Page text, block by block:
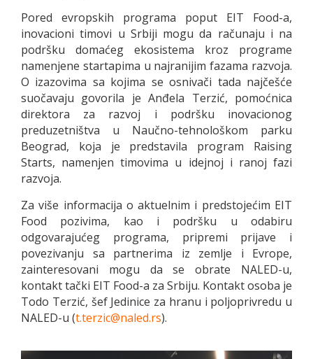
Pored evropskih programa poput EIT Food-a,
inovacioni timovi u Srbiji mogu da računaju i na
podršku domaćeg ekosistema kroz programe
namenjene startapima u najranijim fazama razvoja.
O izazovima sa kojima se osnivači tada najčešće
suočavaju govorila je Anđela Terzić, pomoćnica
direktora za razvoj i podršku inovacionog
preduzetništva u Naučno-tehnološkom parku
Beograd, koja je predstavila program Raising
Starts, namenjen timovima u idejnoj i ranoj fazi
razvoja.
Za više informacija o aktuelnim i predstojećim EIT
Food pozivima, kao i podršku u odabiru
odgovarajućeg programa, pripremi prijave i
povezivanju sa partnerima iz zemlje i Evrope,
zainteresovani mogu da se obrate NALED-u,
kontakt tački EIT Food-a za Srbiju. Kontakt osoba je
Todo Terzić, šef Jedinice za hranu i poljoprivredu u
NALED-u (t.terzic@naled.rs).